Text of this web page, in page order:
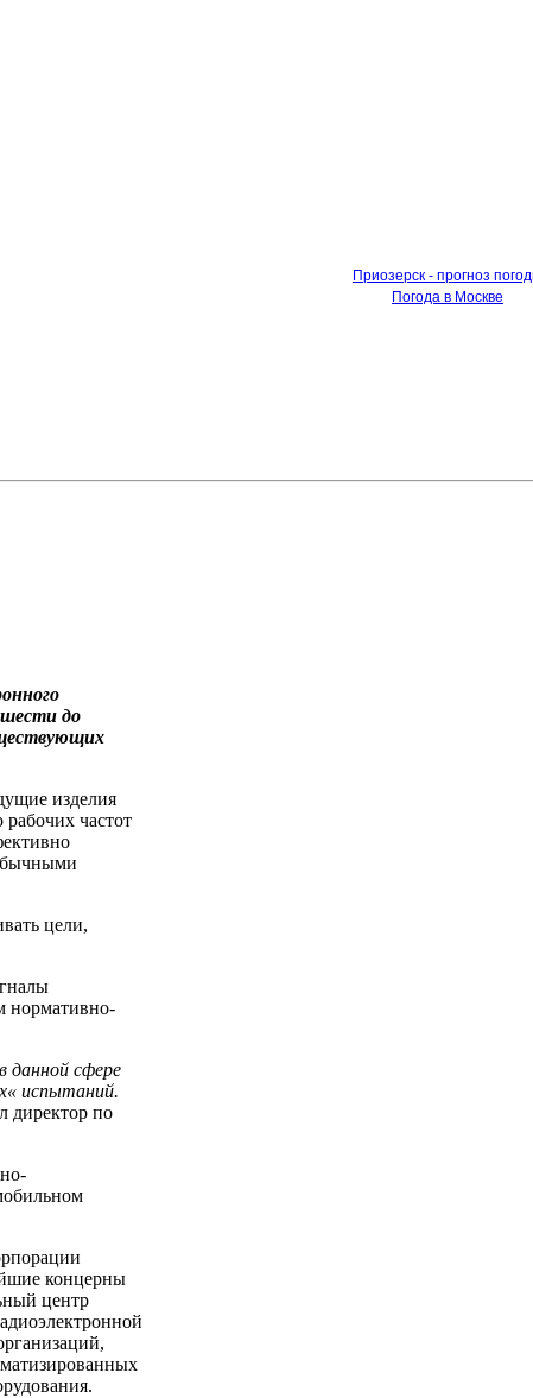
Приозерск - прогноз
Погода в Москве
шести до
изделия
частот
цели,
нормативно-
данной сфере
испытаний.
директор по
концерны
центр